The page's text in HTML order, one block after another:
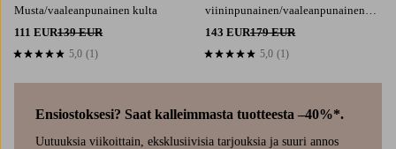
Musta/vaaleanpunainen kulta
111 EUR139 EUR
5,0 perustuen 1 arvosanaan
5,0 (1)
Ensiostoksesi? Saat kalleimmasta tuotteesta –40%*.
Uutuuksia viikoittain, eksklusiivisia tarjouksia ja suuri annos
viininpunainen/vaaleanpunainen
kultainen
143 EUR179 EUR
5,0 perustuen 1 arvosanaan
5,0 (1)